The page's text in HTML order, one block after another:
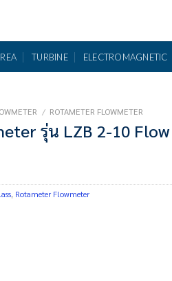
TURBINE ELECTROMAGNETIC
/ ROTAMETER FLOWMETER
รุ่น LZB 2-10
, Rotameter Flowmeter